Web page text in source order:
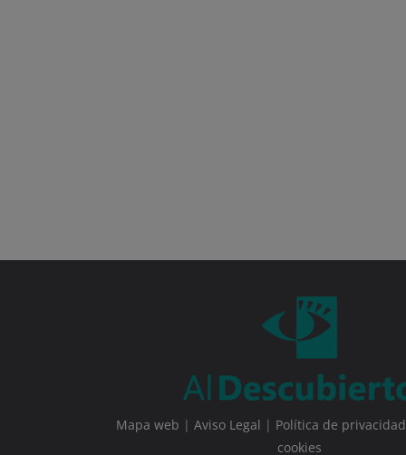
Mapa web | Aviso Legal | Política de privacidad
cookies